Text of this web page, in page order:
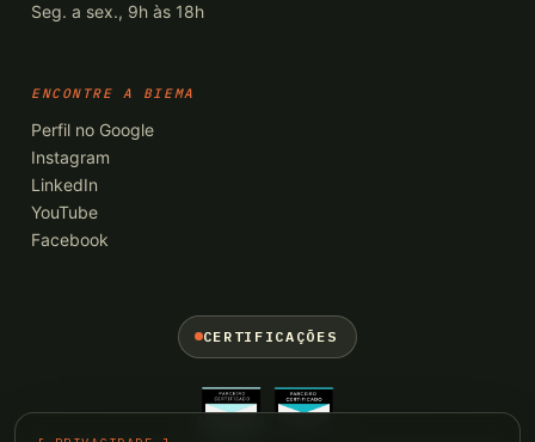
Seg. a sex., 9h às 18h
ENCONTRE A BIEMA
Perfil no Google
Instagram
LinkedIn
YouTube
Facebook
CERTIFICAÇÕES